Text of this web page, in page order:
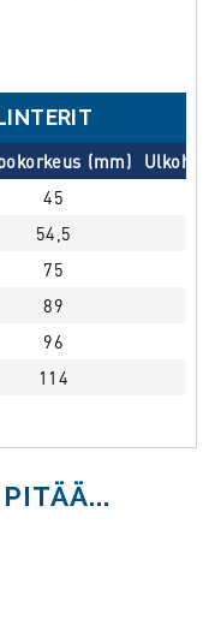
(mm)
45
54,5
75
89
96
114